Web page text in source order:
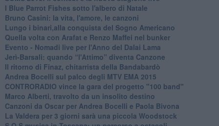
I Blue Parrot Fishes sotto l'albero di Natale
Bruno Casini: la vita, l'amore, le canzoni
​Lungo i binari,alla conquista del Sogno Americano
​Quella volta con Arafat e Renzo Maffei nel bunker
​Evento - Nomadi live per l'Anno del Dalai Lama
Jerì-Barsali: quando “l'Attimo” diventa Canzone
Il ritorno di Finaz, chitarrista della Bandabardò
Andrea Bocelli sul palco degli MTV EMA 2015
CONTRORADIO vince la gara del progetto "100 band"
Marco Alberti, travolto da un insolito destino
Canzoni da Oscar per Andrea Bocelli e Paola Bivona
La Valdera per 3 giorni sarà una piccola Woodstock